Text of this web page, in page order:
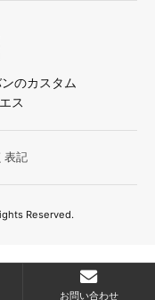
のカスタム
ス
表記
Reserved.
お問い合わせ